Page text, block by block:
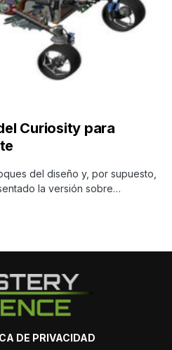
Curiosity para
del diseño y, por supuesto,
la versión sobre…
DE PRIVACIDAD